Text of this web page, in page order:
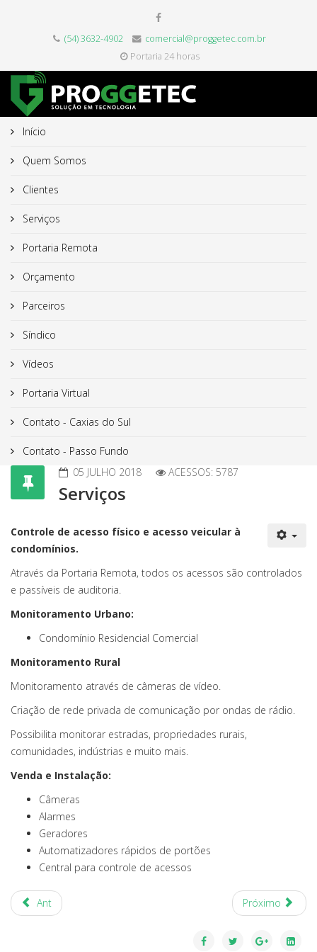
(54) 3632-4902
comercial@proggetec.com.br
Portaria 24 horas
Início
Quem Somos
Clientes
Serviços
Portaria Remota
Orçamento
Parceiros
Síndico
Vídeos
Portaria Virtual
Contato - Caxias do Sul
Contato - Passo Fundo
05 JULHO 2018
ACESSOS: 5787
Serviços
Controle de acesso físico e acesso veicular à
condomínios.
Através da Portaria Remota, todos os acessos são controlados
e passíveis de auditoria.
Monitoramento Urbano:
Condomínio Residencial Comercial
Monitoramento Rural
Monitoramento através de câmeras de vídeo.
Criação de rede privada de comunicação por ondas de rádio.
Possibilita monitorar estradas, propriedades rurais,
comunidades, indústrias e muito mais.
Venda e Instalação:
Câmeras
Alarmes
Geradores
Automatizadores rápidos de portões
Central para controle de acessos
Ant Próximo